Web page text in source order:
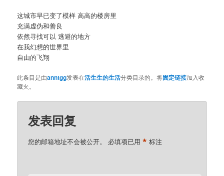
这城市早已变了模样 高高的楼房里
充满虚伪和善良
依然寻找可以 逃避的地方
在我幻想的世界里
自由的飞翔
此条目是由anntgg发表在活生生的生活分类目录的。将固定链接加入收
藏夹。
发表回复
您的邮箱地址不会被公开。 必填项已用* 标注